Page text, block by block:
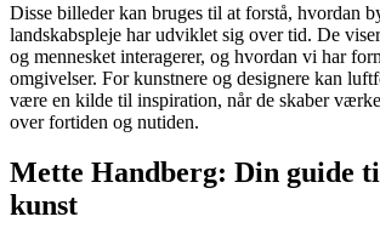
Disse billeder kan bruges til at forstå, hvordan
landskabspleje har udviklet sig over tid. De
og mennesket interagerer, og hvordan vi har
omgivelser. For kunstnere og designere kan
være en kilde til inspiration, når de skaber
over fortiden og nutiden.
Mette Handberg: Din guide
kunst